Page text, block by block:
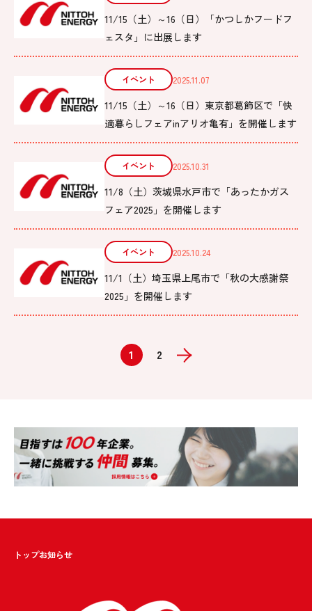
11/15（土）～16（日）「かつしかフードフ
ェスタ」に出展します
イベント 2025.11.07
11/15（土）～16（日）東京都葛飾区で「快
適暮らしフェアinアリオ亀有」を開催します
イベント 2025.10.31
11/8（土）茨城県水戸市で「あったかガス
フェア2025」を開催します
イベント 2025.10.24
11/1（土）埼玉県上尾市で「秋の大感謝祭
2025」を開催します
1 2
トップお知らせ